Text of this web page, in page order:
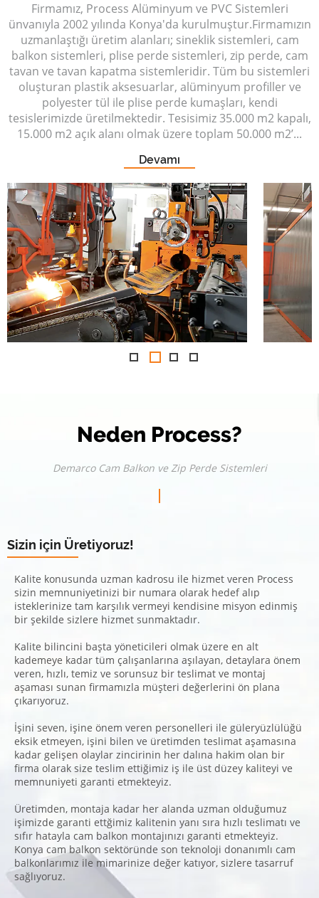
Firmamız, Process Alüminyum ve PVC Sistemleri
ünvanıyla 2002 yılında Konya'da kurulmuştur.Firmamızın
uzmanlaştığı üretim alanları; sineklik sistemleri, cam
balkon sistemleri, plise perde sistemleri, zip perde, cam
tavan ve tavan kapatma sistemleridir. Tüm bu sistemleri
oluşturan plastik aksesuarlar, alüminyum profiller ve
polyester tül ile plise perde kumaşları, kendi
tesislerimizde üretilmektedir. Tesisimiz 35.000 m2 kapalı,
15.000 m2 açık alanı olmak üzere toplam 50.000 m2’...
Devamı
Neden Process?
Demarco Cam Balkon ve Zip Perde Sistemleri
Sizin için Üretiyoruz!
Kalite konusunda uzman kadrosu ile hizmet veren Process
sizin memnuniyetinizi bir numara olarak hedef alıp
isteklerinize tam karşılık vermeyi kendisine misyon edinmiş
bir şekilde sizlere hizmet sunmaktadır.
Kalite bilincini başta yöneticileri olmak üzere en alt
kademeye kadar tüm çalışanlarına aşılayan, detaylara önem
veren, hızlı, temiz ve sorunsuz bir teslimat ve montaj
aşaması sunan firmamızla müşteri değerlerini ön plana
çıkarıyoruz.
İşini seven, işine önem veren personelleri ile güleryüzlülüğü
eksik etmeyen, işini bilen ve üretimden teslimat aşamasına
kadar gelişen olaylar zincirinin her dalına hakim olan bir
firma olarak size teslim ettiğimiz iş ile üst düzey kaliteyi ve
memnuniyeti garanti etmekteyiz.
Üretimden, montaja kadar her alanda uzman olduğumuz
işimizde garanti ettğimiz kalitenin yanı sıra hızlı teslimatı ve
sıfır hatayla cam balkon montajınızı garanti etmekteyiz.
Konya cam balkon sektöründe son teknoloji donanımlı cam
balkonlarımız ile mimarinize değer katıyor, sizlere tasarruf
sağlıyoruz.